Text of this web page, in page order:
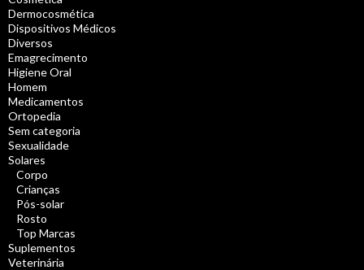
Dermocosmética
Dispositivos Médicos
Diversos
Emagrecimento
Higiene Oral
Homem
Medicamentos
Ortopedia
Sem categoria
Sexualidade
Solares
Corpo
Crianças
Pós-solar
Rosto
Top Marcas
Suplementos
Veterinária